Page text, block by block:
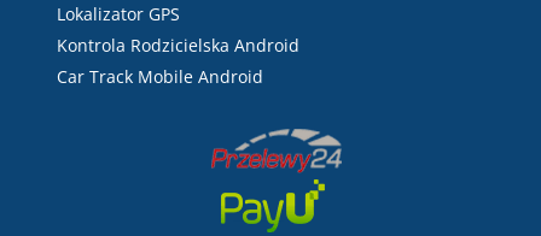
Lokalizator GPS
Kontrola Rodzicielska Android
Car Track Mobile Android